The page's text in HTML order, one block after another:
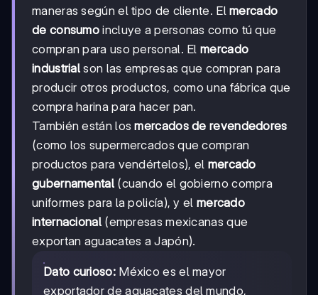
maneras según el tipo de cliente. Elmercado
de consumo incluye a personas como tú que
compran para uso personal. Elmercado
industrial son las empresas que compran para
producir otros productos, como una fábrica que
compra harina para hacer pan.
También están losmercados de revendedores
(como los supermercados que compran
productos para vendértelos), el mercado
gubernamental(cuando el gobierno compra
uniformes para la policía), y el mercado
internacional(empresas mexicanas que
exportan aguacates a Japón).
Dato curioso:México es el mayor
exportador de aguacates del mundo,